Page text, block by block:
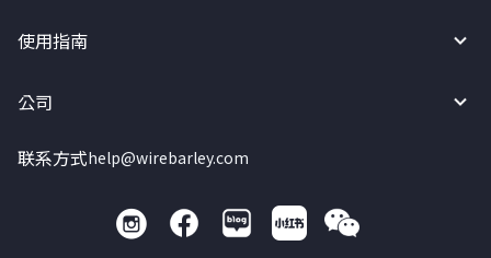
使用指南
公司
联系方式help@wirebarley.com